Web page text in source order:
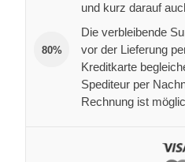
und kurz darauf
80%
Die verbleibende
vor der Lieferung
Kreditkarte
Spediteur per
Rechnung ist